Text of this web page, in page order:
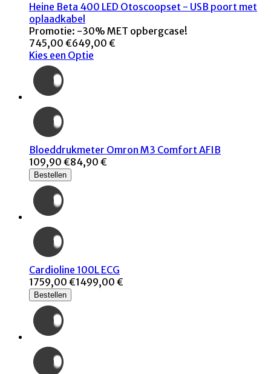
Heine Beta 400 LED Otoscoopset - USB poort met
oplaadkabel
Promotie: -30% MET opbergcase!
745,00 €649,00 €
Kies een Optie
Bloeddrukmeter Omron M3 Comfort AFIB
109,90 €84,90 €
Bestellen
Cardioline 100L ECG
1759,00 €1499,00 €
Bestellen